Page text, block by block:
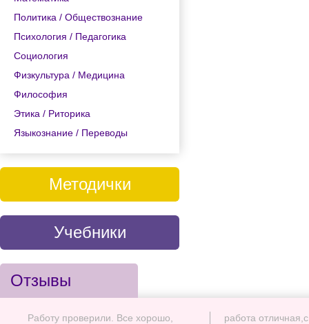
Политика / Обществознание
Психология / Педагогика
Социология
Физкультура / Медицина
Философия
Этика / Риторика
Языкознание / Переводы
Методички
Учебники
Отзывы
Работу проверили. Все хорошо,
работа